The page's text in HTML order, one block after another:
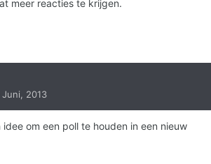
meer reacties te krijgen.
Juni, 2013
idee om een poll te houden in een nieuw